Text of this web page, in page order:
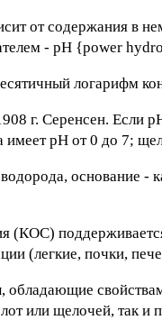
от содержания в
- рН {power
логарифм
г. Серенсен. Если
имеет рН от 0 до 7;
основание -
(КОС)
(легкие, почки,
или щелочей, так и